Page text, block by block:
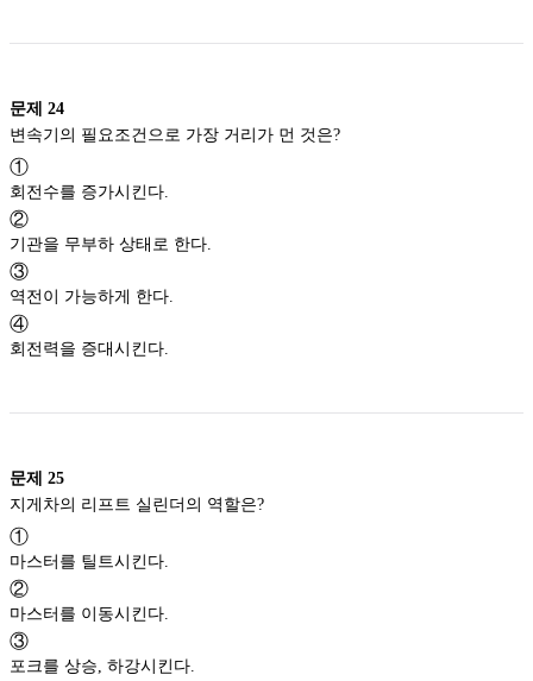
문제 24
변속기의 필요조건으로 가장 거리가 먼 것은?
①
회전수를 증가시킨다.
②
기관을 무부하 상태로 한다.
③
역전이 가능하게 한다.
④
회전력을 증대시킨다.
문제 25
지게차의 리프트 실린더의 역할은?
①
마스터를 틸트시킨다.
②
마스터를 이동시킨다.
③
포크를 상승, 하강시킨다.